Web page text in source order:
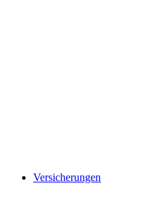
Versicherungen